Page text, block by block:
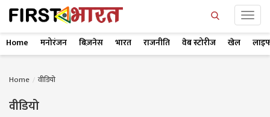
Home मनोरंजन बिज़नेस भारत राजनीति वेब स्टोरीज खेल
Home वीडियो
वीडियो